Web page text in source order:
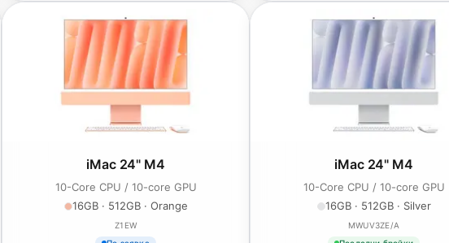
iMac 24" M4
10-Core CPU / 10-core GPU
16GB · 512GB · Orange
Z1EW
iMac 24" M4
10-Core CPU / 10-core GPU
16GB · 512GB · Silver
MWUV3ZE/A